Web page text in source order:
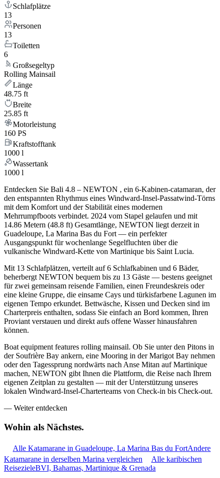
Schlafplätze
13
Personen
13
Toiletten
6
Großsegeltyp
Rolling Mainsail
Länge
48.75 ft
Breite
25.85 ft
Motorleistung
160 PS
Kraftstofftank
1000 l
Wassertank
1000 l
Entdecken Sie Bali 4.8 – NEWTON , ein 6-Kabinen-catamaran, der
den entspannten Rhythmus eines Windward-Insel-Passatwind-Törns
mit dem Komfort und der Stabilität eines modernen
Mehrrumpfboots verbindet. 2024 vom Stapel gelaufen und mit
14.86 Metern (48.8 ft) Gesamtlänge, NEWTON liegt derzeit in
Guadeloupe, La Marina Bas du Fort — ein perfekter
Ausgangspunkt für wochenlange Segelfluchten über die
vulkanische Windward-Kette von Martinique bis Saint Lucia.
Mit 13 Schlafplätzen, verteilt auf 6 Schlafkabinen und 6 Bäder,
beherbergt NEWTON bequem bis zu 13 Gäste — bestens geeignet
für zwei gemeinsam reisende Familien, einen Freundeskreis oder
eine kleine Gruppe, die einsame Cays und türkisfarbene Lagunen im
eigenen Tempo erkundet. Bettwäsche, Kissen und Decken sind im
Charterpreis enthalten, sodass Sie einfach an Bord kommen, Ihren
Proviant verstauen und direkt aufs offene Wasser hinausfahren
können.
Boat equipment features rolling mainsail. Ob Sie unter den Pitons in
der Soufrière Bay ankern, eine Mooring in der Marigot Bay nehmen
oder den Tagessprung nordwärts nach Anse Mitan auf Martinique
machen, NEWTON gibt Ihnen die Plattform, die Reise nach Ihrem
eigenen Zeitplan zu gestalten — mit der Unterstützung unseres
lokalen Windward-Insel-Charterteams von Check-in bis Check-out.
— Weiter entdecken
Wohin als Nächstes.
Alle Katamarane in Guadeloupe, La Marina Bas du FortAndere
Katamarane in derselben Marina vergleichen
Alle karibischen
ReisezieleBVI, Bahamas, Martinique & Grenada